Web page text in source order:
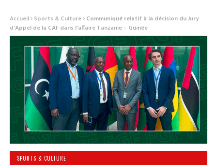
Accueil Sports & Culture Communiqué relatif à la décision du Jury
d’Appel de la CAF dans l’affaire Tanzanie – Guinée
SPORTS & CULTURE